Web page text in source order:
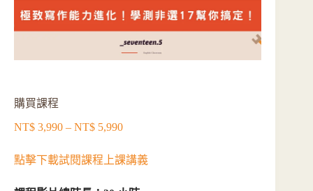
購買課程
NT$ 3,990 – NT$ 5,990價
範
點擊下載試閱課程上課講義